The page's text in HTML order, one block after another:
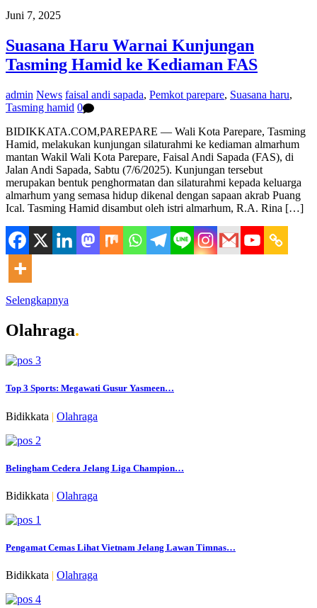
Juni 7, 2025
Suasana Haru Warnai Kunjungan
Tasming Hamid ke Kediaman FAS
admin News faisal andi sapada, Pemkot parepare, Suasana haru,
Tasming hamid 0
BIDIKKATA.COM,PAREPARE — Wali Kota Parepare, Tasming
Hamid, melakukan kunjungan silaturahmi ke kediaman almarhum
mantan Wakil Wali Kota Parepare, Faisal Andi Sapada (FAS), di
Jalan Andi Sapada, Sabtu (7/6/2025). Kunjungan tersebut
merupakan bentuk penghormatan dan silaturahmi kepada keluarga
almarhum yang semasa hidup dikenal dengan sapaan akrab Puang
Ical. Tasming Hamid disambut oleh istri almarhum, R.A. Rina […]
Selengkapnya
Olahraga.
Top 3 Sports: Megawati Gusur Yasmeen…
Bidikkata | Olahraga
Belingham Cedera Jelang Liga Champion…
Bidikkata | Olahraga
Pengamat Cemas Lihat Vietnam Jelang Lawan Timnas…
Bidikkata | Olahraga